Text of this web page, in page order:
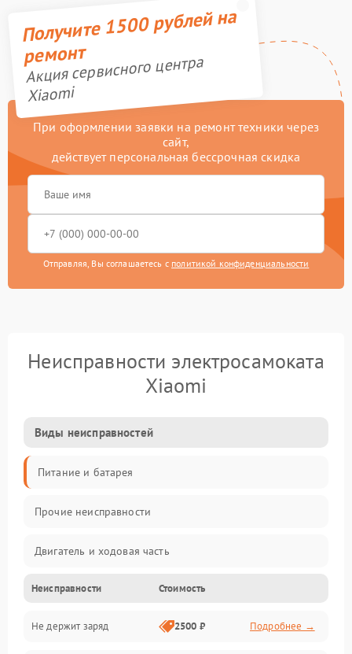
Получите 1500 рублей на
ремонт
Акция сервисного центра
Xiaomi
При оформлении заявки на ремонт техники через
сайт,
действует персональная бессрочная скидка
Отправляя, Вы соглашаетесь с политикой конфиденциальности
Неисправности электросамоката
Xiaomi
Виды неисправностей
Питание и батарея
Прочие неисправности
Двигатель и ходовая часть
Тормоза и безопасность
Подвеска и колеса
Неисправности Стоимость
Не держит заряд 2500 ₽ Подробнее →